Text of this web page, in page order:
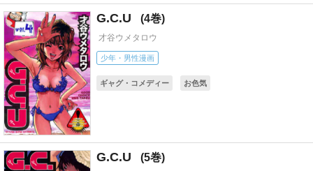
G.C.U 4
才谷ウメタロウ
少年・男性漫画
ギャグ・コメディー お色気
G.C.U 5